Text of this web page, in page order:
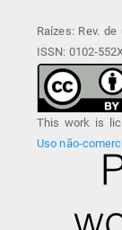
Raízes: Rev.
ISSN: 0102-
This work is
Uso não-